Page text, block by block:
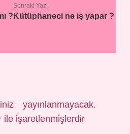
?
Sonraki Yazı
Kütüphaneci ne iş yapar ?
yayınlanmayacak.
ile işaretlenmişlerdir